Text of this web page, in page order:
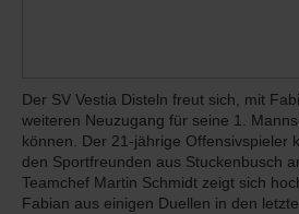
Der SV Vestia Disteln freut sich, mit
weiteren Neuzugang für seine 1.
können. Der 21-jährige Offensivspieler
den Sportfreunden aus Stuckenbusch
Teamchef Martin Schmidt zeigt sich
Fabian aus einigen Duellen in den